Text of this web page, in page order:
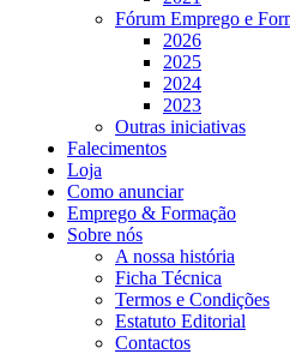
Fórum Emprego e
2026
2025
2024
2023
Outras iniciativas
Falecimentos
Loja
Como anunciar
Emprego & Formação
Sobre nós
A nossa história
Ficha Técnica
Termos e Condições
Estatuto Editorial
Contactos